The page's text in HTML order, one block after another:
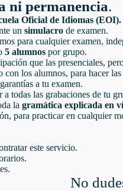
ni permanencia.
Oficial de Idiomas (EOI).
un simulacro de examen.
para cualquier examen,
5 alumnos por grupo.
que las presenciales,
los alumnos, para hacer
a tu examen.
a todas las grabaciones de tu
la gramática explicada en
para practicar en cualquier
este servicio.
No